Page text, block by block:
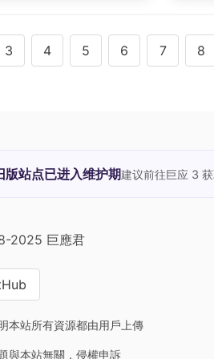
3 4 5 6 7 8
版站点已进入维护期建议前往巨应 3 获
2025 巨應君
本站所有資源都由用戶上傳
與本站無關，侵權申訴